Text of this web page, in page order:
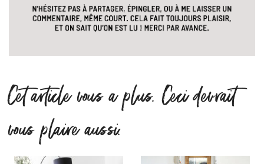
Cet article vous a plus. Ceci devrait
vous plaire aussi.